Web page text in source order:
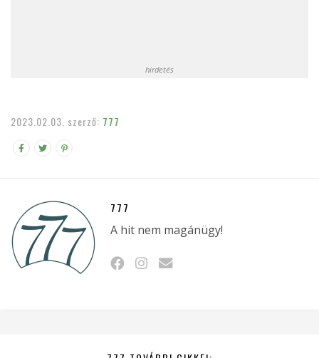
hirdetés
2023.02.03. szerző: 777
777
A hit nem magánügy!